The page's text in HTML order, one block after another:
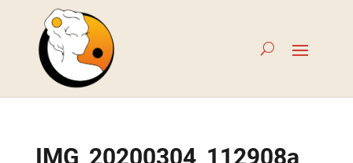
IMG_20200304_112908a